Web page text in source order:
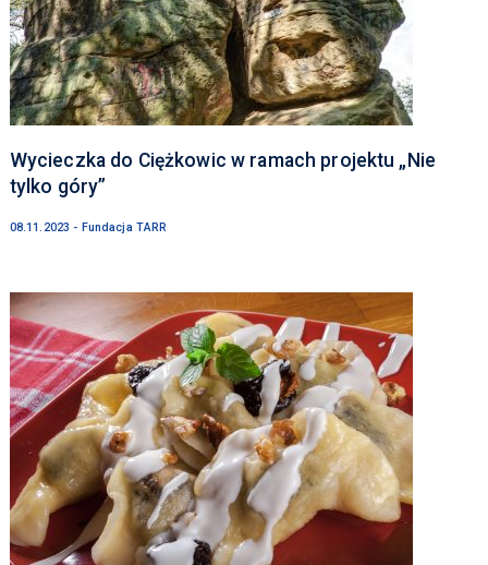
Wycieczka do Ciężkowic w ramach projektu „Nie
tylko góry”
08.11.2023 - Fundacja TARR